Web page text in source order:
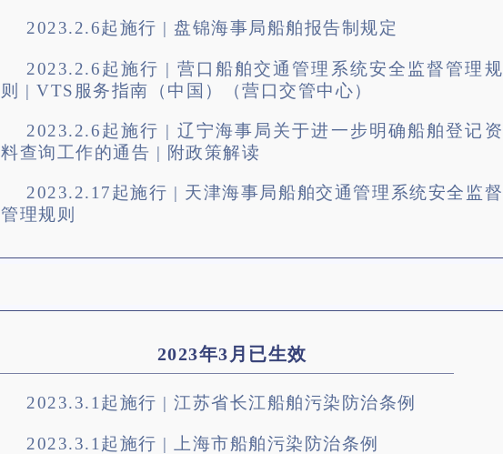
2023.2.6起施行 | 盘锦海事局船舶报告制规定
2023.2.6起施行 | 营口船舶交通管理系统安全监督管理规
则 | VTS服务指南（中国）（营口交管中心）
2023.2.6起施行 | 辽宁海事局关于进一步明确船舶登记资
料查询工作的通告 | 附政策解读
2023.2.17起施行 | 天津海事局船舶交通管理系统安全监督
管理规则
2023年3月已生效
2023.3.1起施行 | 江苏省长江船舶污染防治条例
2023.3.1起施行 | 上海市船舶污染防治条例